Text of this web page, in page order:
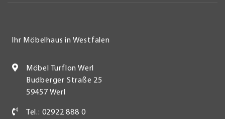
Ihr Möbelhaus in Westfalen
Möbel Turflon Werl
Budberger Straße 25
59457 Werl
Tel.: 02922 888 0